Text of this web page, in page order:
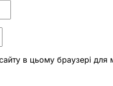
в цьому браузері для